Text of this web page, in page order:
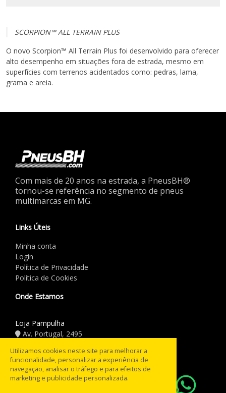
SCORPION™ ALL TERRAIN PLUS
O novo Scorpion™ All Terrain Plus foi desenvolvido para oferecer
alto desempenho em situações fora de estrada, mesmo em
superfícies com terrenos acidentados como: pedras, lama,
grama e areia.
Com mais de 20 anos na estrada, a PneusBH®
tornou-se referência no segmento de pneus
multimarcas em MG.
Links Úteis
Minha conta
Login
Política de Privacidade
Política de Cookies
Onde Estamos
Loja Pampulha
Av. Portugal, 2495
Horário de Funcionamento
Seg a Sex: 08:00 às 18:00
Utilizamos cookies neste site para melhorar a
funcionalidade, personalizar a experiência de
navegação, analisar o tráfego e para efeitos de
marketing e publicidade personalizada.